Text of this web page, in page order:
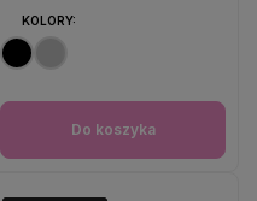
KOLORY:
Do koszyka